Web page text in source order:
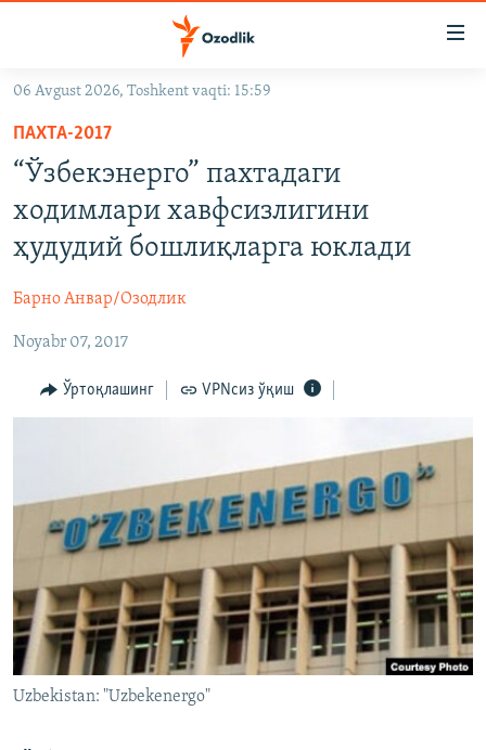
Асосий
навигацияга
ўтинг
Қидиришга
ўтинг
OZODVIDEO
На русском
ИЖТИМОИЙ ТАРМОҚЛАР
06 Avgust 2026, Toshkent vaqti: 15:59
ПАХТА-2017
“Ўзбекэнерго” пахтадаги
ходимлари хавфсизлигини
ҳудудий бошлиқларга юклади
Барно Анвар/Озодлик
Noyabr 07, 2017
Ўртоқлашинг VPNсиз ўқиш
Uzbekistan: "Uzbekenergo"